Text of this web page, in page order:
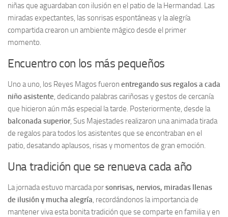
niñas que aguardaban con ilusión en el patio de la Hermandad. Las
miradas expectantes, las sonrisas espontáneas y la alegría
compartida crearon un ambiente mágico desde el primer
momento.
Encuentro con los más pequeños
Uno a uno, los Reyes Magos fueron entregando sus regalos a cada
niño asistente, dedicando palabras cariñosas y gestos de cercanía
que hicieron aún más especial la tarde. Posteriormente, desde la
balconada superior, Sus Majestades realizaron una animada tirada
de regalos para todos los asistentes que se encontraban en el
patio, desatando aplausos, risas y momentos de gran emoción.
Una tradición que se renueva cada año
La jornada estuvo marcada porsonrisas, nervios, miradas llenas
de ilusión y mucha alegría, recordándonos la importancia de
mantener viva esta bonita tradición que se comparte en familia y en